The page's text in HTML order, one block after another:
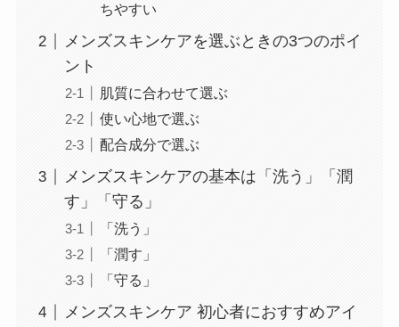
ちやすい
メンズスキンケアを選ぶときの3つのポイ
ント
肌質に合わせて選ぶ
使い心地で選ぶ
配合成分で選ぶ
メンズスキンケアの基本は「洗う」「潤
す」「守る」
「洗う」
「潤す」
「守る」
メンズスキンケア 初心者におすすめアイ